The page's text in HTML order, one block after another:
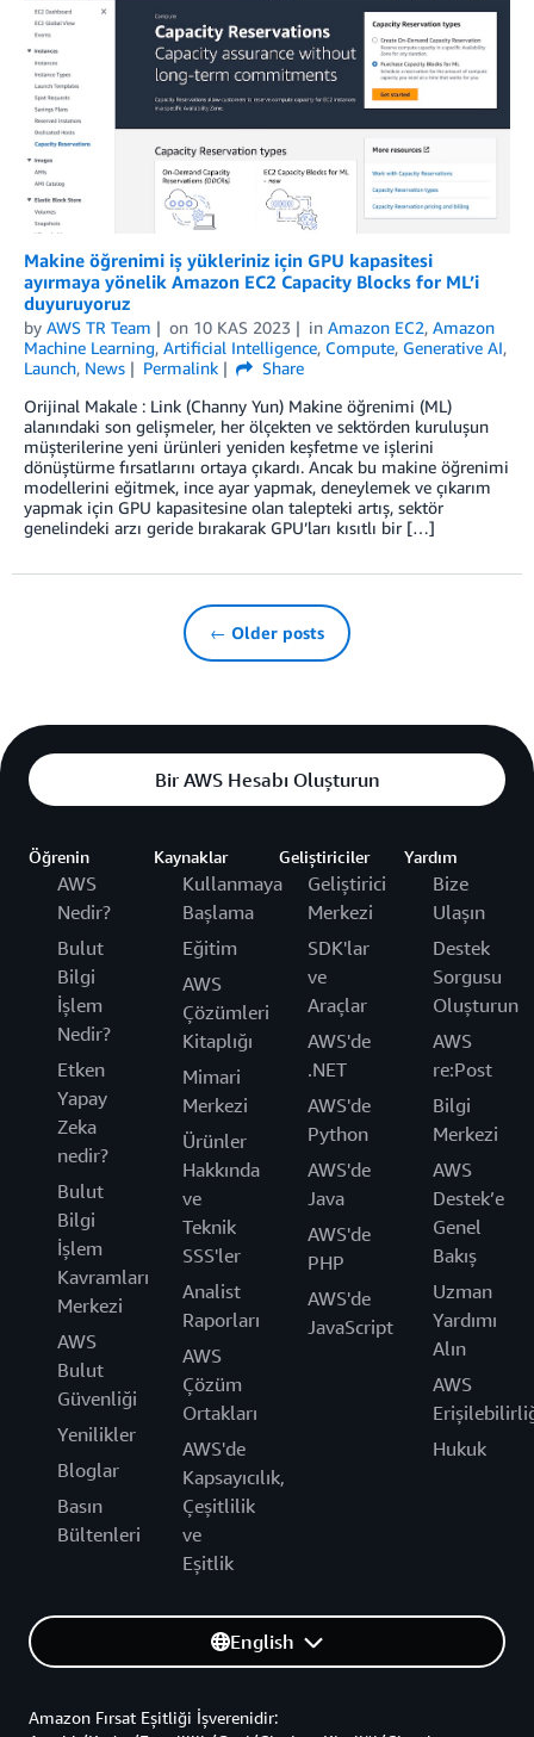
Makine öğrenimi iş yükleriniz için GPU kapasitesi
ayırmaya yönelik Amazon EC2 Capacity Blocks for ML’i
duyuruyoruz
by AWS TR Team on 10 KAS 2023 in Amazon EC2, Amazon
Machine Learning, Artificial Intelligence, Compute, Generative AI,
Launch, News Permalink
Share
Orijinal Makale : Link (Channy Yun) Makine öğrenimi (ML)
alanındaki son gelişmeler, her ölçekten ve sektörden kuruluşun
müşterilerine yeni ürünleri yeniden keşfetme ve işlerini
dönüştürme fırsatlarını ortaya çıkardı. Ancak bu makine öğrenimi
modellerini eğitmek, ince ayar yapmak, deneylemek ve çıkarım
yapmak için GPU kapasitesine olan talepteki artış, sektör
genelindeki arzı geride bırakarak GPU’ları kısıtlı bir […]
← Older posts
Bir AWS Hesabı Oluşturun
Öğrenin
AWS
Nedir?
Bulut
Bilgi
İşlem
Nedir?
Etken
Yapay
Zeka
nedir?
Bulut
Bilgi
İşlem
Kavramları
Merkezi
AWS
Bulut
Güvenliği
Yenilikler
Bloglar
Basın
Bültenleri
Kaynaklar
Kullanmaya
Başlama
Eğitim
AWS
Çözümleri
Kitaplığı
Mimari
Merkezi
Ürünler
Hakkında
ve
Teknik
SSS'ler
Analist
Raporları
AWS
Çözüm
Ortakları
AWS'de
Kapsayıcılık,
Çeşitlilik
ve
Eşitlik
Geliştiriciler
Geliştirici
Merkezi
SDK'lar
ve
Araçlar
AWS'de
.NET
AWS'de
Python
AWS'de
Java
AWS'de
PHP
AWS'de
JavaScript
Yardım
Bize
Ulaşın
Destek
Sorgusu
Oluşturun
AWS
re:Post
Bilgi
Merkezi
AWS
Destek’e
Genel
Bakış
Uzman
Yardımı
Alın
AWS
Hukuk
English
Amazon Fırsat Eşitliği İşverenidir: